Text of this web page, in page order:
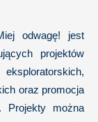
odwagę! jest
projektów
oraz promocja
Projekty można